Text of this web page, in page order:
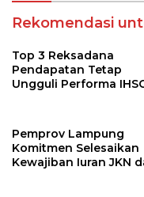
Rekomendasi
Top 3 Reksadana
Pendapatan Tetap
Ungguli Performa
Pemprov Lampung
Komitmen Selesaikan
Kewajiban Iuran JKN